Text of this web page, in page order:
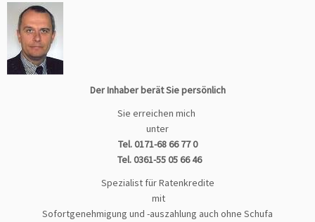
Der Inhaber berät Sie persönlich
Sie erreichen mich
unter
Tel. 0171-68 66 77 0
Tel. 0361-55 05 66 46
Spezialist für Ratenkredite
mit
Sofortgenehmigung und -auszahlung auch ohne Schufa